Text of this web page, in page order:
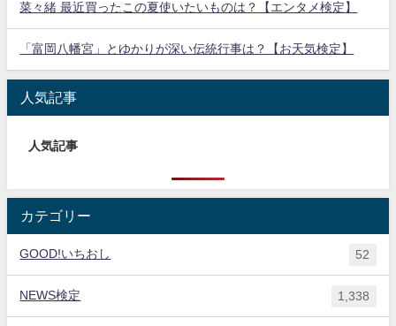
菜々緒 最近買ったこの夏使いたいものは？【エンタメ検定】
「富岡八幡宮」とゆかりが深い伝統行事は？【お天気検定】
人気記事
人気記事
カテゴリー
GOOD!いちおし 52
NEWS検定 1,338